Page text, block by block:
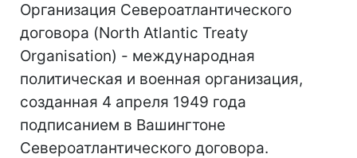
Организация Североатлантического
договора (North Atlantic Treaty
Organisation) - международная
политическая и военная организация,
созданная 4 апреля 1949 года
подписанием в Вашингтоне
Североатлантического договора.